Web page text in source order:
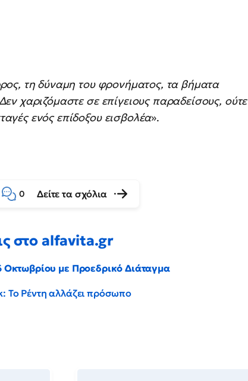
τη δύναμη του φρονήματος, τα βήματα
χαριζόμαστε σε επίγειους παραδείσους, ούτε
ενός επίδοξου εισβολέα».
0 Δείτε τα σχόλια
στο alfavita.gr
Οκτωβρίου με Προεδρικό Διάταγμα
Το Ρέντη αλλάζει πρόσωπο